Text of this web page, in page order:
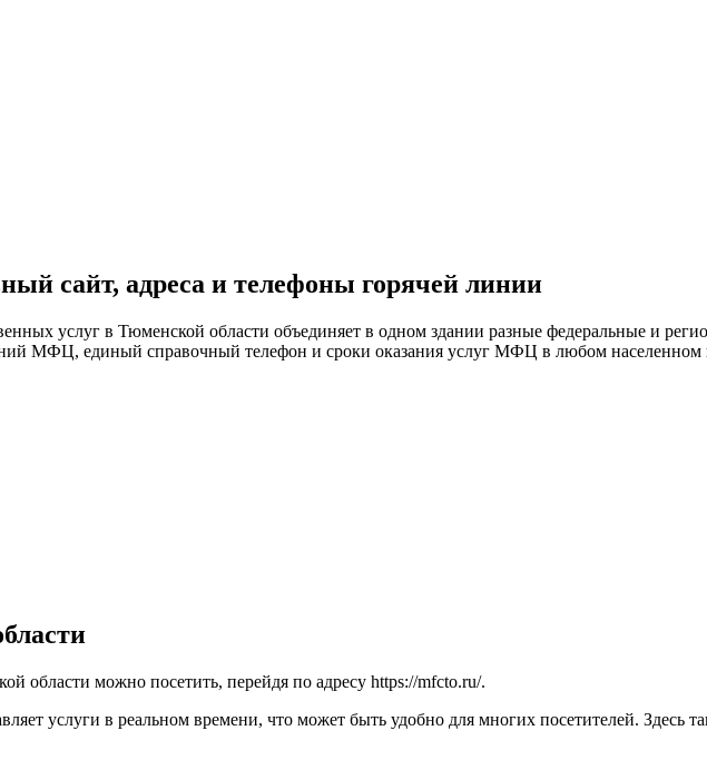
сайт, адреса и телефоны горячей линии
услуг в Тюменской области объединяет в одном здании разные федеральные и
МФЦ, единый справочный телефон и сроки оказания услуг МФЦ в любом населенном
можно посетить, перейдя по адресу https://mfcto.ru/.
услуги в реальном времени, что может быть удобно для многих посетителей. Здесь